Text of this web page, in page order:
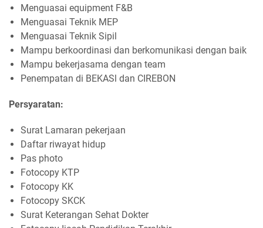
Menguasai equipment F&B
Menguasai Teknik MEP
Menguasai Teknik Sipil
Mampu berkoordinasi dan berkomunikasi dengan baik
Mampu bekerjasama dengan team
Penempatan di BEKASl dan CIREBON
Persyaratan:
Surat Lamaran pekerjaan
Daftar riwayat hidup
Pas photo
Fotocopy KTP
Fotocopy KK
Fotocopy SKCK
Surat Keterangan Sehat Dokter